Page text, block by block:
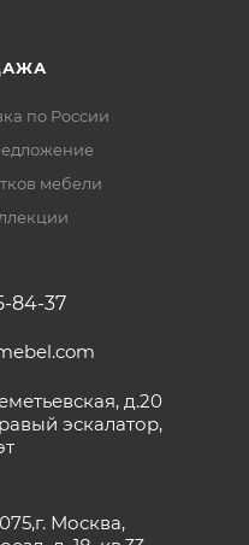
по России
мебели
84-37
д.20
эскалатор,
Москва,